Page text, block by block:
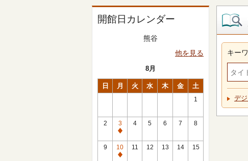
開館日カレンダー
熊谷
他を見る
8月
日 月 火 水 木 金 土
1
2
3
休
館
日
4 5 6 7 8
9
10
休
11 12 13 14 15
キー
デ